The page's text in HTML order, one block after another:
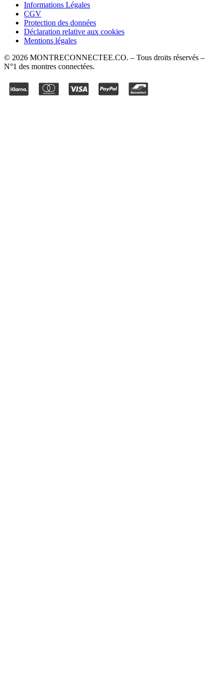
Informations Légales
CGV
Protection des données
Déclaration relative aux cookies
Mentions légales
© 2026 MONTRECONNECTEE.CO. – Tous droits réservés –
N°1 des montres connectées.